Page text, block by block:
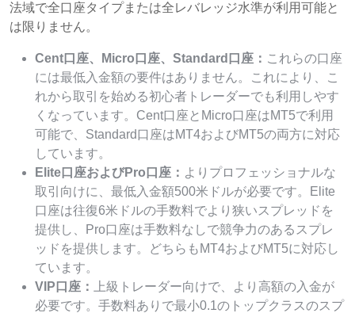
法域で全口座タイプまたは全レバレッジ水準が利用可能と
は限りません。
Cent口座、Micro口座、Standard口座： これらの口座
には最低入金額の要件はありません。これにより、こ
れから取引を始める初心者トレーダーでも利用しやす
くなっています。Cent口座とMicro口座はMT5で利用
可能で、Standard口座はMT4およびMT5の両方に対応
しています。
Elite口座およびPro口座： よりプロフェッショナルな
取引向けに、最低入金額500米ドルが必要です。Elite
口座は往復6米ドルの手数料でより狭いスプレッドを
提供し、Pro口座は手数料なしで競争力のあるスプレ
ッドを提供します。どちらもMT4およびMT5に対応し
ています。
VIP口座：
上級トレーダー向けで、より高額の入金が
必要です。手数料ありで最小0.1のトップクラスのスプ